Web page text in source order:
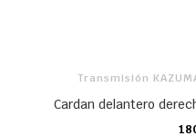
Transmisión
Cardan delantero